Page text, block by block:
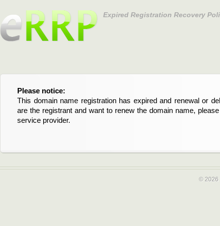
Expired Registration Recovery
Please notice:
This domain name registration has expired and renewal or
are the registrant and want to renew the domain name,
service provider.
Bitte beachten Sie:
Diese Domainregistrierung ist abgelaufen und die
Domain stehen an. Wenn Sie der Registrant sind und
verlängern möchten, kontaktieren Sie bitte Ihren Service-
© 2026